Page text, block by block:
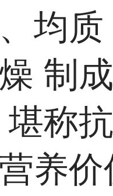
均质
制成
堪称
养